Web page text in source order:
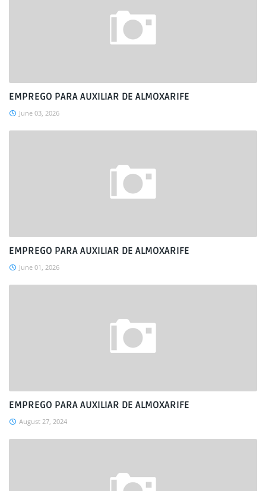
EMPREGO PARA AUXILIAR DE ALMOXARIFE
June 03, 2026
EMPREGO PARA AUXILIAR DE ALMOXARIFE
June 01, 2026
EMPREGO PARA AUXILIAR DE ALMOXARIFE
August 27, 2024